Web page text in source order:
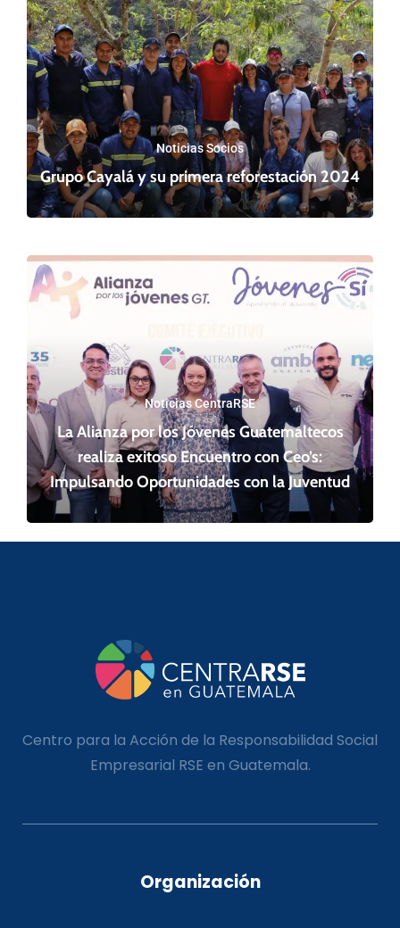
Noticias Socios
Grupo Cayalá y su primera reforestación 2024
Noticias CentraRSE
La Alianza por los Jóvenes Guatemaltecos
realiza exitoso Encuentro con Ceo’s:
Impulsando Oportunidades con la Juventud
Centro para la Acción de la Responsabilidad Social
Empresarial RSE en Guatemala.
Organización